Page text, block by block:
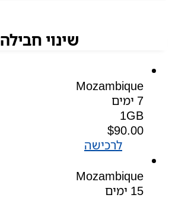
שינוי חבילה
Mozambique
7 ימים
1GB
$90.00
לרכישה
Mozambique
15 ימים